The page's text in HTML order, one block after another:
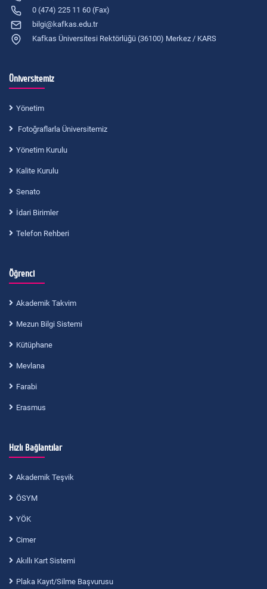
0 (474) 225 11 60 (Fax)
bilgi@kafkas.edu.tr
Kafkas Üniversitesi Rektörlüğü (36100) Merkez / KARS
Üniversitemiz
Yönetim
Fotoğraflarla Üniversitemiz
Yönetim Kurulu
Kalite Kurulu
Senato
İdari Birimler
Telefon Rehberi
Öğrenci
Akademik Takvim
Mezun Bilgi Sistemi
Kütüphane
Mevlana
Farabi
Erasmus
Hızlı Bağlantılar
Akademik Teşvik
ÖSYM
YÖK
Cimer
Akıllı Kart Sistemi
Plaka Kayıt/Silme Başvurusu